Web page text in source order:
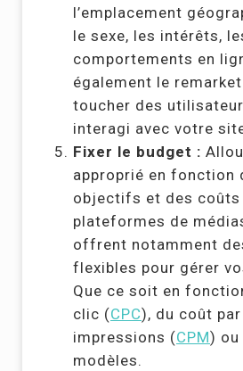
l’emplacement
le sexe, les intérêts,
comportements en
également le
toucher des
interagi avec votre
Fixer le budget :
approprié en fonction
objectifs et des coûts
plateformes de
offrent notamment
flexibles pour gérer
Que ce soit en
clic (CPC), du coût
impressions (CPM) ou
modèles.